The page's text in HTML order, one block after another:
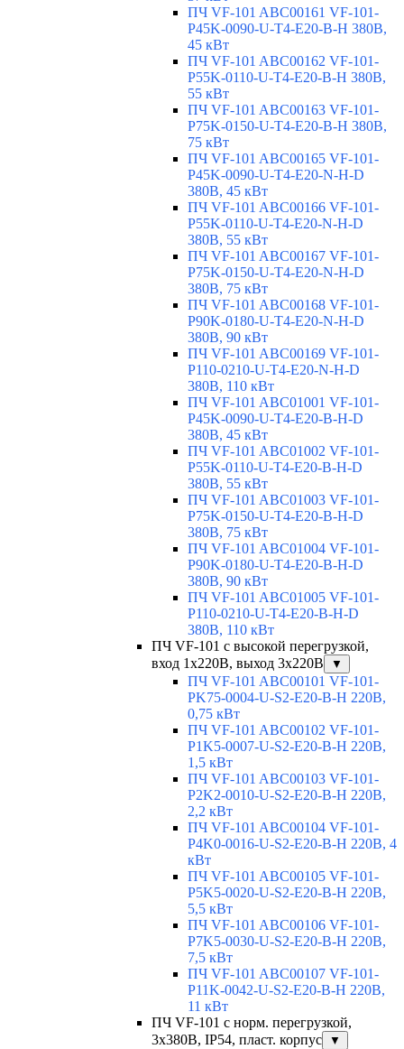
ПЧ VF-101 ABC00161 VF-101-
P45K-0090-U-T4-E20-B-H 380В,
45 кВт
ПЧ VF-101 ABC00162 VF-101-
P55K-0110-U-T4-E20-B-H 380В,
55 кВт
ПЧ VF-101 ABC00163 VF-101-
P75K-0150-U-T4-E20-B-H 380В,
75 кВт
ПЧ VF-101 ABC00165 VF-101-
P45K-0090-U-T4-E20-N-H-D
380В, 45 кВт
ПЧ VF-101 ABC00166 VF-101-
P55K-0110-U-T4-E20-N-H-D
380В, 55 кВт
ПЧ VF-101 ABC00167 VF-101-
P75K-0150-U-T4-E20-N-H-D
380В, 75 кВт
ПЧ VF-101 ABC00168 VF-101-
P90K-0180-U-T4-E20-N-H-D
380В, 90 кВт
ПЧ VF-101 ABC00169 VF-101-
P110-0210-U-T4-E20-N-H-D
380В, 110 кВт
ПЧ VF-101 ABC01001 VF-101-
P45K-0090-U-T4-E20-B-H-D
380В, 45 кВт
ПЧ VF-101 ABC01002 VF-101-
P55K-0110-U-T4-E20-B-H-D
380В, 55 кВт
ПЧ VF-101 ABC01003 VF-101-
P75K-0150-U-T4-E20-B-H-D
380В, 75 кВт
ПЧ VF-101 ABC01004 VF-101-
P90K-0180-U-T4-E20-B-H-D
380В, 90 кВт
ПЧ VF-101 ABC01005 VF-101-
P110-0210-U-T4-E20-B-H-D
380В, 110 кВт
ПЧ VF-101 с высокой перегрузкой,
вход 1х220В, выход 3х220В
▼
ПЧ VF-101 ABC00101 VF-101-
PK75-0004-U-S2-E20-B-H 220В,
0,75 кВт
ПЧ VF-101 ABC00102 VF-101-
P1K5-0007-U-S2-E20-B-H 220В,
1,5 кВт
ПЧ VF-101 ABC00103 VF-101-
P2K2-0010-U-S2-E20-B-H 220В,
2,2 кВт
ПЧ VF-101 ABC00104 VF-101-
P4K0-0016-U-S2-E20-B-H 220В, 4
кВт
ПЧ VF-101 ABC00105 VF-101-
P5K5-0020-U-S2-E20-B-H 220В,
5,5 кВт
ПЧ VF-101 ABC00106 VF-101-
P7K5-0030-U-S2-E20-B-H 220В,
7,5 кВт
ПЧ VF-101 ABC00107 VF-101-
P11K-0042-U-S2-E20-B-H 220В,
11 кВт
ПЧ VF-101 с норм. перегрузкой,
3х380В, IP54, пласт. корпус
▼